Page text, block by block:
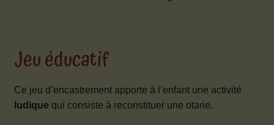
Jeu éducatif
Ce jeu d’encastrement apporte à l’enfant une activité
ludique qui consiste à reconstituer une otarie.